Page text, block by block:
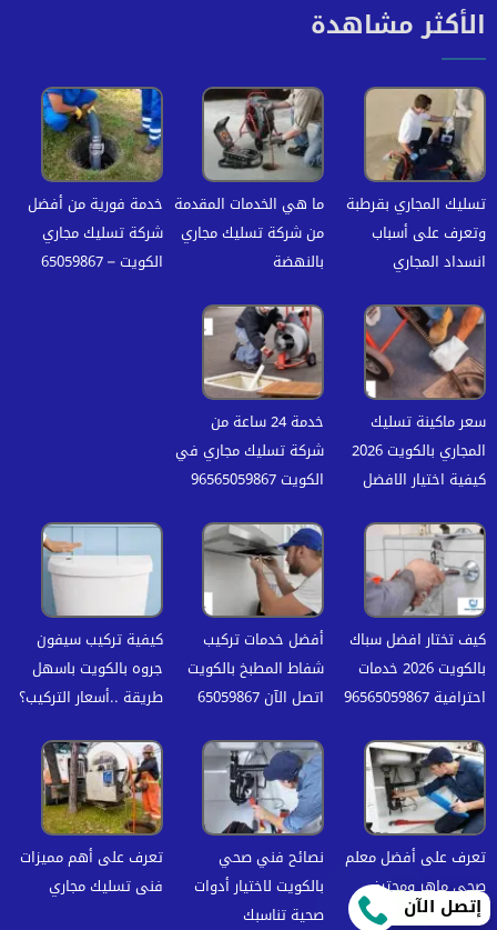
الأكثر مشاهدة
تسليك المجاري بقرطبة
وتعرف على أسباب
انسداد المجاري
ما هي الخدمات المقدمة
من شركة تسليك مجاري
بالنهضة
خدمة فورية من أفضل
شركة تسليك مجاري
الكويت – 65059867
سعر ماكينة تسليك
المجاري بالكويت 2026
كيفية اختيار الافضل
خدمة 24 ساعة من
شركة تسليك مجاري في
الكويت 96565059867
كيف تختار افضل سباك
بالكويت 2026 خدمات
احترافية 96565059867
أفضل خدمات تركيب
شفاط المطبخ بالكويت
اتصل الآن 65059867
كيفية تركيب سيفون
جروه بالكويت باسهل
طريقة ..أسعار التركيب؟
تعرف على أفضل معلم
صحي ماهر ومحترف
نصائح فني صحي
بالكويت لاختيار أدوات
صحية تناسبك
تعرف على أهم مميزات
فنى تسليك مجاري
إتصل الآن